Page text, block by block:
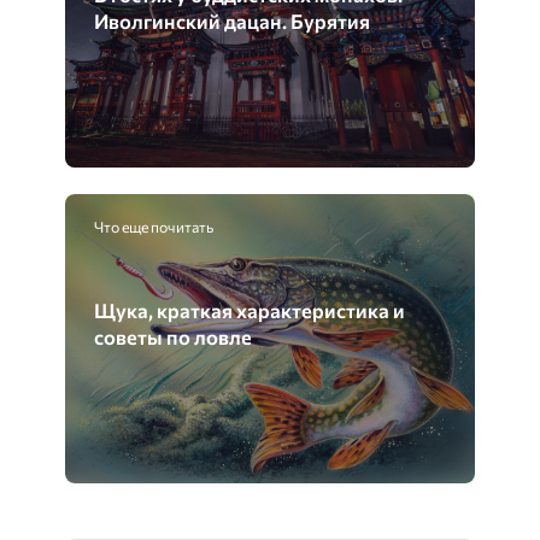
Иволгинский дацан. Бурятия
Что еще почитать
Щука, краткая характеристика и
советы по ловле